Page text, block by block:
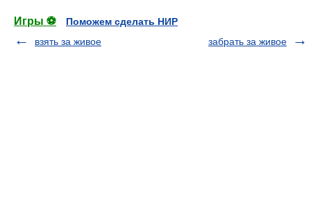
Игры ⚽
Поможем сделать НИР
взять за живое
забрать за живое